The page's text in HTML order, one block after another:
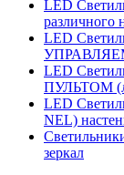
LED
различного
LED
LED
ПУЛЬТОМ
LED
NEL)
зеркал